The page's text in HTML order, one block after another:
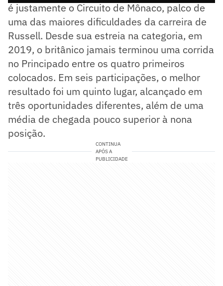
é justamente o Circuito de Mônaco, palco de
uma das maiores dificuldades da carreira de
Russell. Desde sua estreia na categoria, em
2019, o britânico jamais terminou uma corrida
no Principado entre os quatro primeiros
colocados. Em seis participações, o melhor
resultado foi um quinto lugar, alcançado em
três oportunidades diferentes, além de uma
média de chegada pouco superior à nona
posição.
CONTINUA
APÓS A
PUBLICIDADE